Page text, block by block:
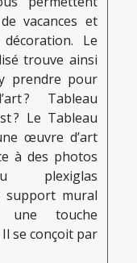
vacances et
Le
trouve ainsi
prendre pour
? Tableau
? Le Tableau
œuvre d’art
à des photos
plexiglas
support mural
une touche
se conçoit par